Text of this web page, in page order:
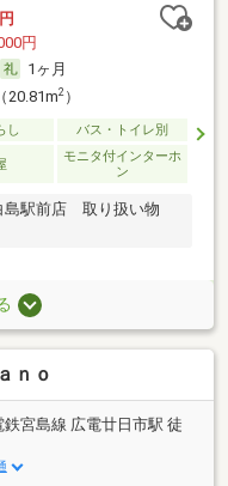
円
1ヶ月
20.81m2）
し バス・トイレ別
モニタ付インターホ
ン
駅前店 取り扱い物
ｎｏ
鉄宮島線 広電廿日市駅 徒